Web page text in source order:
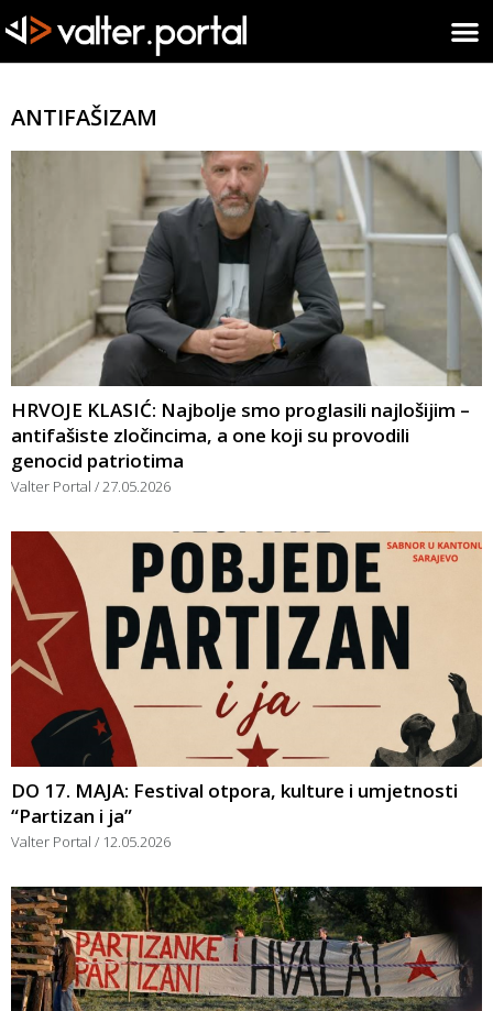
ANTIFAŠIZAM
HRVOJE KLASIĆ: Najbolje smo proglasili najlošijim –
antifašiste zločincima, a one koji su provodili
genocid patriotima
Valter Portal 27.05.2026
DO 17. MAJA: Festival otpora, kulture i umjetnosti
“Partizan i ja”
Valter Portal 12.05.2026